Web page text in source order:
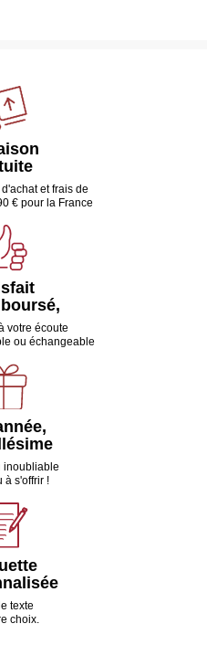
et frais de
€ pour la France
votre écoute
ou échangeable
inoubliable
à s'offrir !
texte
choix.